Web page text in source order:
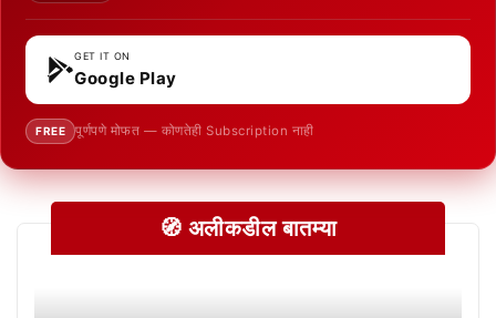
GET IT ON
Google Play
FREE पूर्णपणे मोफत — कोणतेही Subscription नाही
🧭 अलीकडील बातम्या